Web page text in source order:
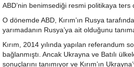
ABD’nin benimsediği resmi politikaya ters
O dönemde ABD, Kırım’ın Rusya
yarımadanın Rusya’ya ait olduğunu
Kırım, 2014 yılında yapılan referandum
bağlanmıştı. Ancak Ukrayna ve Batılı
sonuçlarını tanımıyor ve Kırım’ın